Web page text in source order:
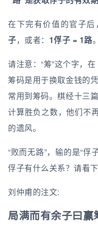
在下完有价值的官子后
子，或者： 1俘子 = 1路。
请注意：“筹”这个字，
筹码是用于换取金钱的
常用到筹码。棋经十三
计算胜负之数，他们不
的遗风。
“败而无路”，输的是“俘
俘子有什么关系？请看下
刘仲甫的注文:
局满而有余子曰赢